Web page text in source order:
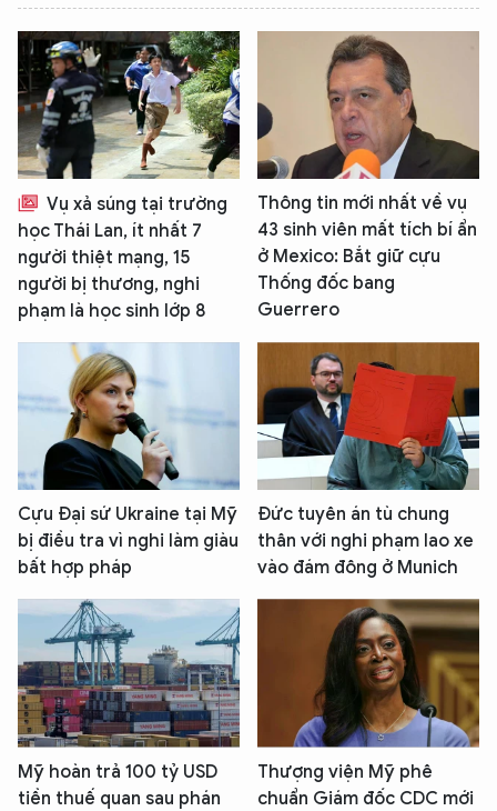
Vụ xả súng tại trường
học Thái Lan, ít nhất 7
người thiệt mạng, 15
người bị thương, nghi
phạm là học sinh lớp 8
Thông tin mới nhất về vụ
43 sinh viên mất tích bí ẩn
ở Mexico: Bắt giữ cựu
Thống đốc bang
Guerrero
Cựu Đại sứ Ukraine tại Mỹ
bị điều tra vì nghi làm giàu
bất hợp pháp
Đức tuyên án tù chung
thân với nghi phạm lao xe
vào đám đông ở Munich
Mỹ hoàn trả 100 tỷ USD
tiền thuế quan sau phán
Thượng viện Mỹ phê
chuẩn Giám đốc CDC mới
XIN CHÀO,
TÔI LÀ CHATBOT CỦA
Hãy hỏi tôi bất kỳ điều gì bạn cần biết về
An Ninh Thủ Đô nhé. Tôi sẵn sàng hỗ trợ!